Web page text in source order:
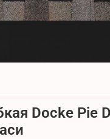
Docke Pie